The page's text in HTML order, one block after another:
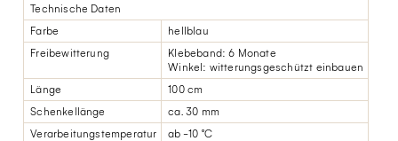
Technische Daten
Farbe
hellblau
Freibewitterung
Klebeband: 6 Monate
Winkel: witterungsgeschützt einbauen
Länge
100 cm
Schenkellänge
ca. 30 mm
Verarbeitungstemperatur
ab -10 °C